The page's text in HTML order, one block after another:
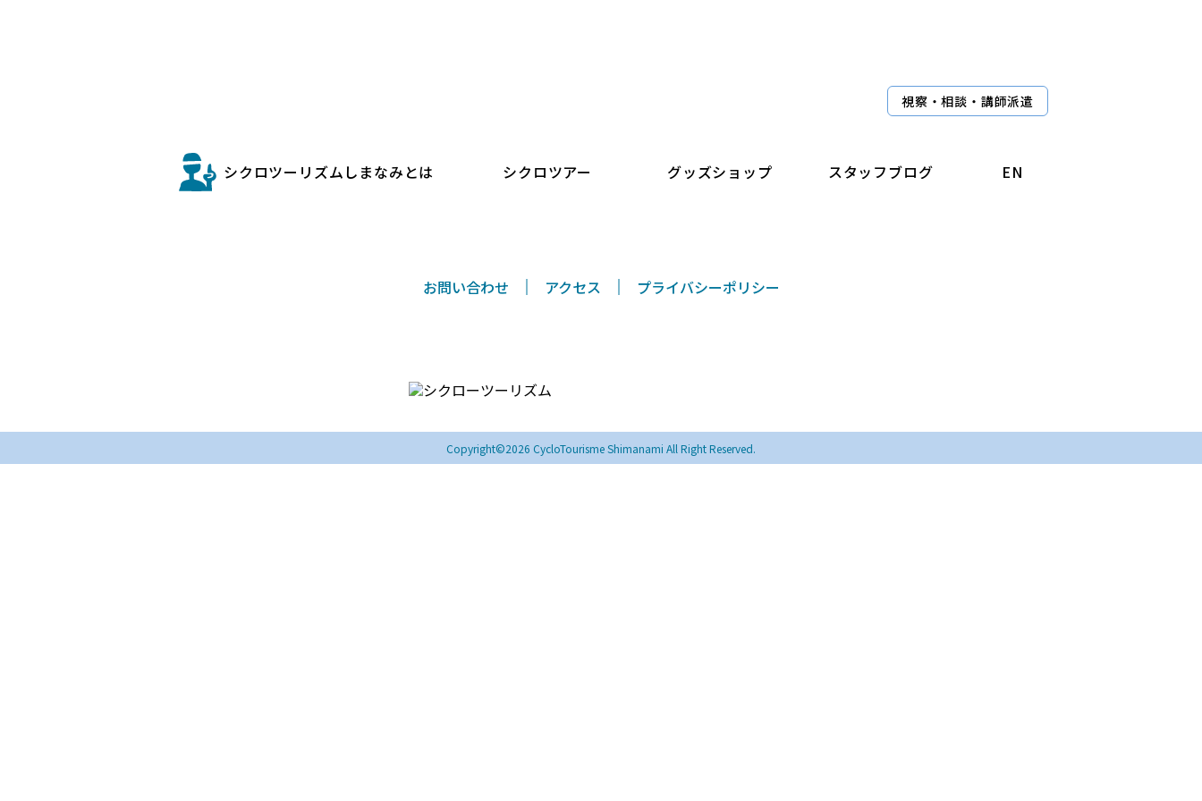
シクロツーリズムしまなみとは シクロツアー グッズショップ スタッフブログ EN
視察・相談・講師派遣
お問い合わせ アクセス プライバシーポリシー
Copyright©2026 CycloTourisme Shimanami All Right Reserved.